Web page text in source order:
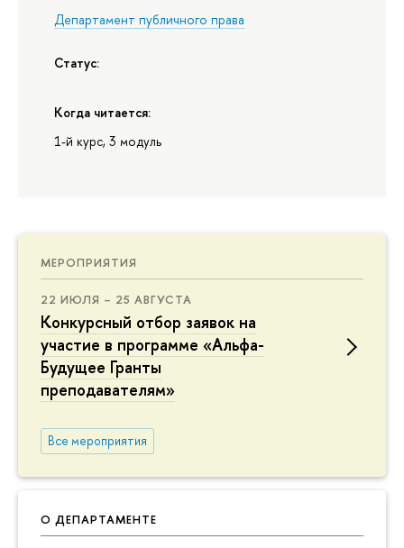
МЕРОПРИЯТИЯ
22 ИЮЛЯ – 25 АВГУСТА
Конкурсный отбор заявок на
участие в программе «Альфа-
Будущее Гранты
преподавателям»
Все мероприятия
О ДЕПАРТАМЕНТЕ
Департамент публичного права
Статус:
Когда читается:
1-й курс, 3 модуль